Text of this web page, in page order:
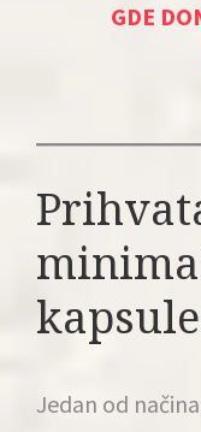
GDE
kapsule
Jedan od